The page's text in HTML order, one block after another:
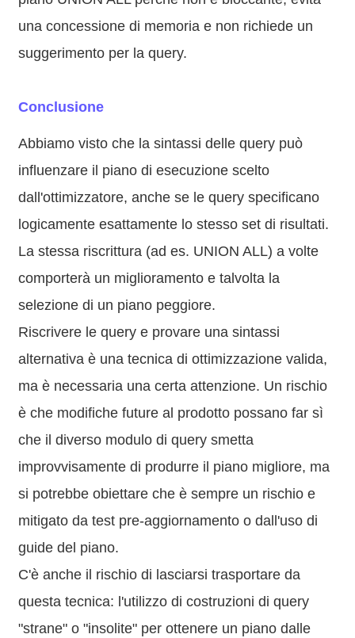
una concessione di memoria e non richiede un
suggerimento per la query.
Conclusione
Abbiamo visto che la sintassi delle query può
influenzare il piano di esecuzione scelto
dall'ottimizzatore, anche se le query specificano
logicamente esattamente lo stesso set di risultati.
La stessa riscrittura (ad es. UNION ALL) a volte
comporterà un miglioramento e talvolta la
selezione di un piano peggiore.
Riscrivere le query e provare una sintassi
alternativa è una tecnica di ottimizzazione valida,
ma è necessaria una certa attenzione. Un rischio
è che modifiche future al prodotto possano far sì
che il diverso modulo di query smetta
improvvisamente di produrre il piano migliore, ma
si potrebbe obiettare che è sempre un rischio e
mitigato da test pre-aggiornamento o dall'uso di
guide del piano.
C'è anche il rischio di lasciarsi trasportare da
questa tecnica: l'utilizzo di costruzioni di query
"strane" o "insolite" per ottenere un piano dalle